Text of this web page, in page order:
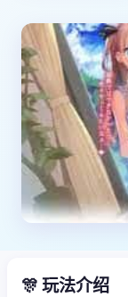
🎊 玩法介绍